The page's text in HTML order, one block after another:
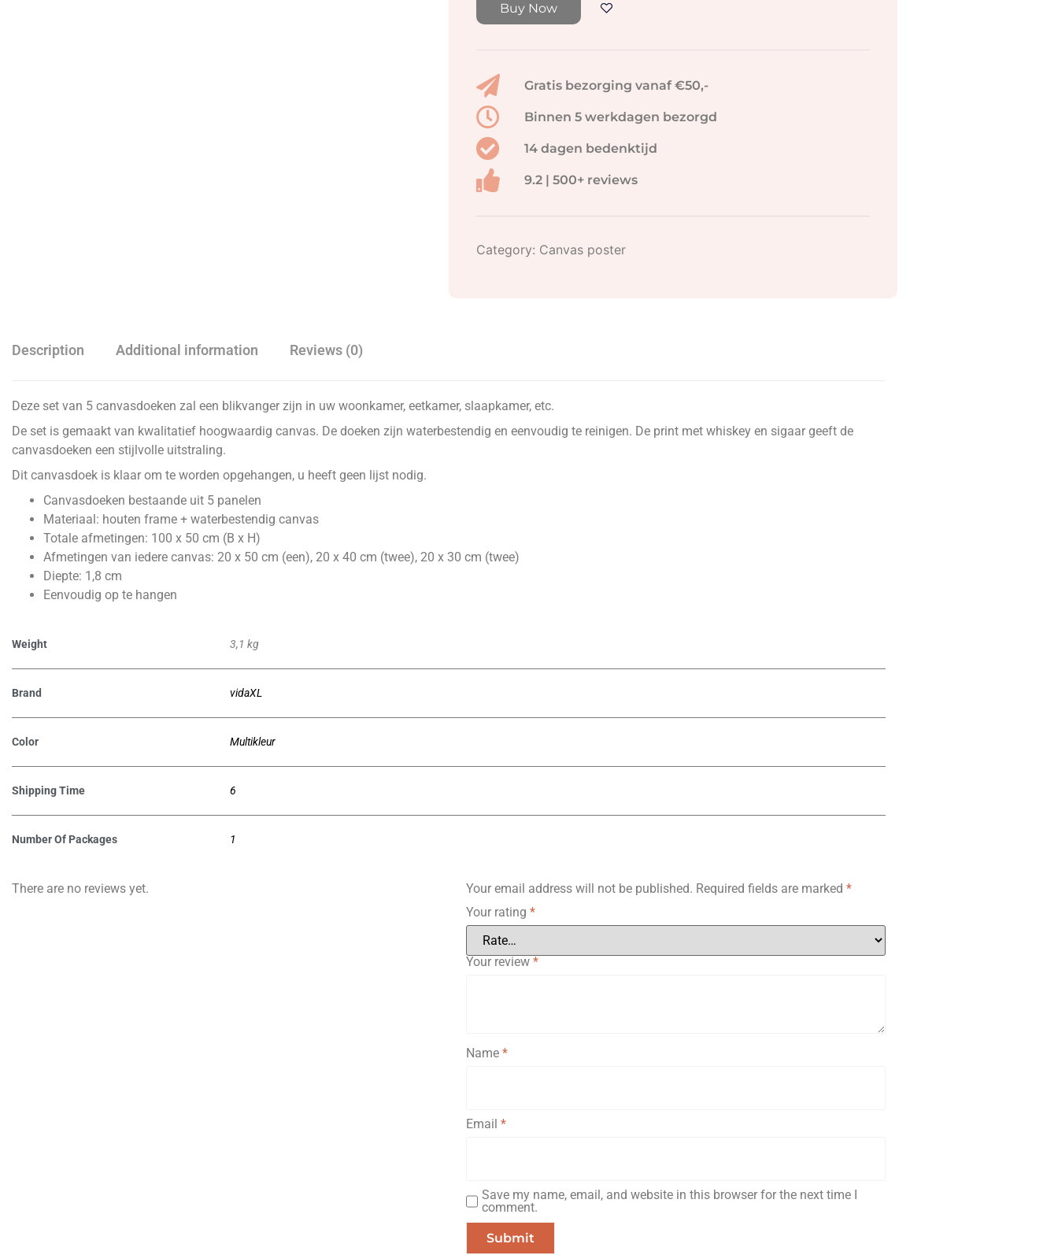
Buy Now
Gratis bezorging vanaf €50,-
Binnen 5 werkdagen bezorgd
14 dagen bedenktijd
9.2 | 500+ reviews
Category: Canvas poster
Description Additional information Reviews (0)
Deze set van 5 canvasdoeken zal een blikvanger zijn in uw woonkamer, eetkamer, slaapkamer, etc.
De set is gemaakt van kwalitatief hoogwaardig canvas. De doeken zijn waterbestendig en eenvoudig te reinigen. De print met whiskey en sigaar geeft de
canvasdoeken een stijlvolle uitstraling.
Dit canvasdoek is klaar om te worden opgehangen, u heeft geen lijst nodig.
Canvasdoeken bestaande uit 5 panelen
Materiaal: houten frame + waterbestendig canvas
Totale afmetingen: 100 x 50 cm (B x H)
Afmetingen van iedere canvas: 20 x 50 cm (een), 20 x 40 cm (twee), 20 x 30 cm (twee)
Diepte: 1,8 cm
Eenvoudig op te hangen
Weight 3,1 kg
Brand vidaXL
Color Multikleur
Shipping Time 6
Number Of Packages 1
There are no reviews yet. Your email address will not be published. Required fields are marked*
Your rating*
Your review*
Name*
Email*
Save my name, email, and website in this browser for the next time I
comment.